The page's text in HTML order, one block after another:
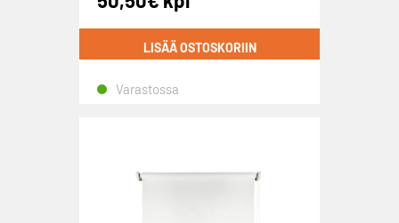
LISÄÄ OSTOSKORIIN
Varastossa